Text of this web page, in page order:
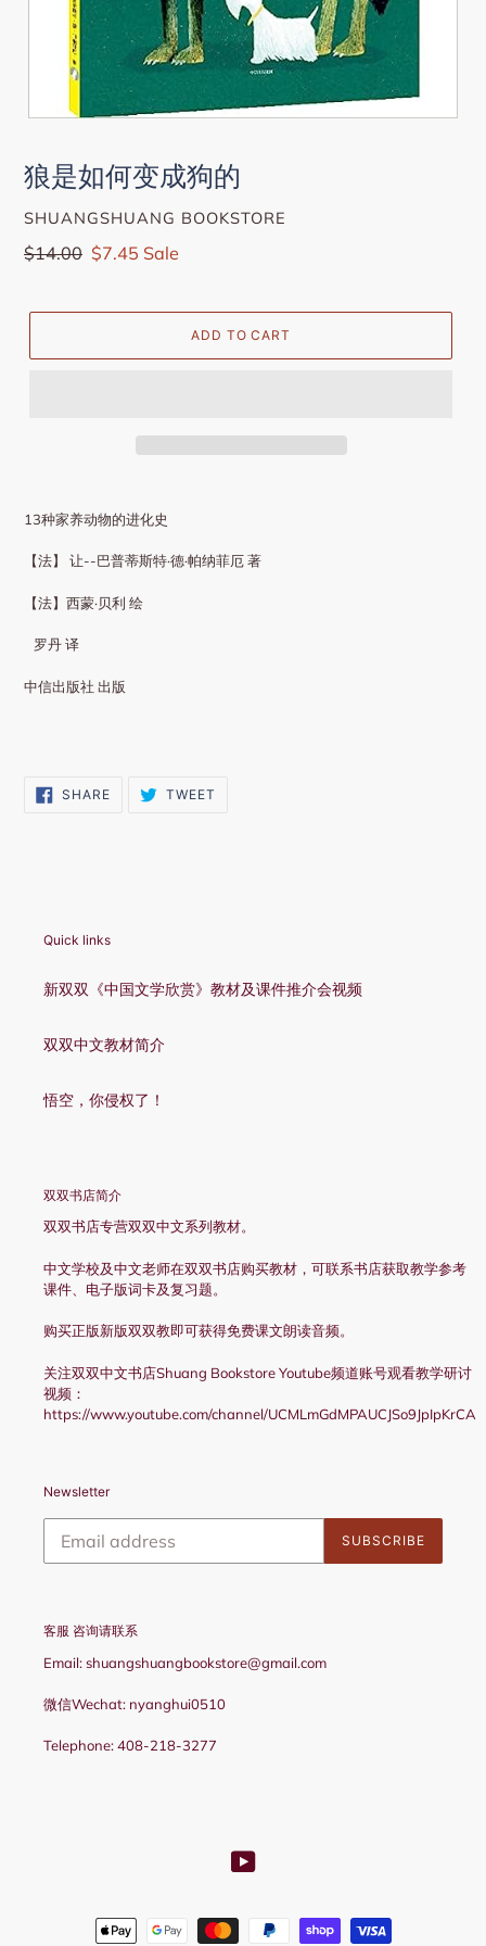
狼是如何变成狗的
VENDOR
SHUANGSHUANG BOOKSTORE
Regular
$14.00 Sale
$7.45 Sale
ADD TO CART
13种家养动物的进化史
【法】 让--巴普蒂斯特·德·帕纳菲厄 著
【法】西蒙·贝利 绘
罗丹 译
中信出版社 出版
SHARESHARE
ON
TWEET
Quick links
新双双《中国文学欣赏》教材及课件推介会视频
双双中文教材简介
悟空，你侵权了！
双双书店简介
双双书店专营双双中文系列教材。
中文学校及中文老师在双双书店购买教材，可联系书店获取教学参考
课件、电子版词卡及复习题。
购买正版新版双双教即可获得免费课文朗读音频。
关注双双中文书店Shuang Bookstore Youtube频道账号观看教学研讨
视频：
https://www.youtube.com/channel/UCMLmGdMPAUCJSo9JpIpKrCA
Newsletter
SUBSCRIBE
客服 咨询请联系
Email: shuangshuangbookstore@gmail.com
微信Wechat: nyanghui0510
Telephone: 408-218-3277
YouTube
Payment
methods